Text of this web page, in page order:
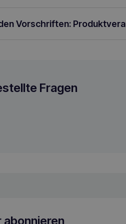
Vorschriften:
Fragen